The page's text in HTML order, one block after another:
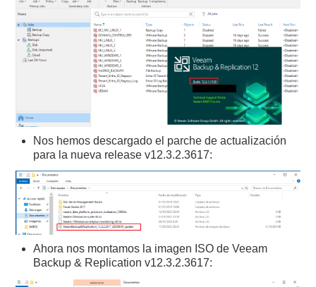
Nos hemos descargado el parche de actualización
para la nueva release v12.3.2.3617:
Ahora nos montamos la imagen ISO de Veeam
Backup & Replication v12.3.2.3617: